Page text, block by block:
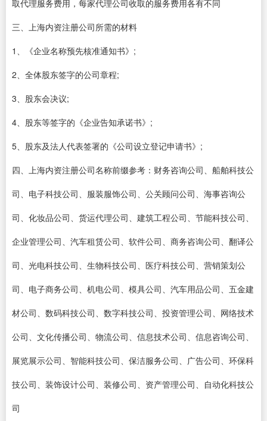
取代理服务费用，每家代理公司收取的服务费用各有不同
三、上海内资注册公司所需的材料
1、《企业名称预先核准通知书》;
2、全体股东签字的公司章程;
3、股东会决议;
4、股东等签字的《企业告知承诺书》;
5、股东及法人代表签署的《公司设立登记申请书》;
四、上海内资注册公司名称前缀参考：财务咨询公司、船舶科技公
司、电子科技公司、服装服饰公司、公关顾问公司、海事咨询公
司、化妆品公司、货运代理公司、建筑工程公司、节能科技公司、
企业管理公司、汽车租赁公司、软件公司、商务咨询公司、翻译公
司、光电科技公司、生物科技公司、医疗科技公司、营销策划公
司、电子商务公司、机电公司、模具公司、汽车用品公司、五金建
材公司、数码科技公司、数字科技公司、投资管理公司、网络技术
公司、文化传播公司、物流公司、信息技术公司、信息咨询公司、
展览展示公司、智能科技公司、保洁服务公司、广告公司、环保科
技公司、装饰设计公司、装修公司、资产管理公司、自动化科技公
司